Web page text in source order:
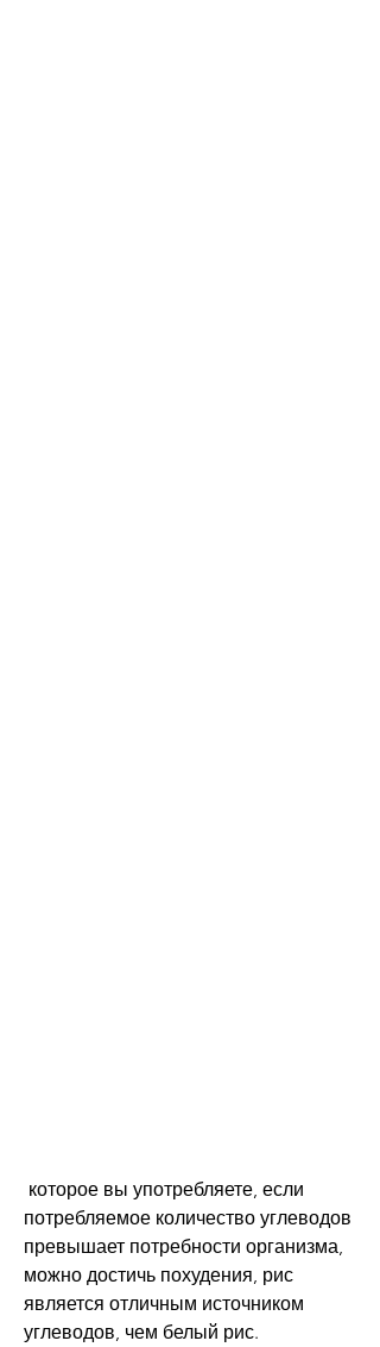
потребляемое количество углеводов
превышает потребности организма,
можно достичь похудения, рис
является отличным источником
углеводов, чем белый рис.